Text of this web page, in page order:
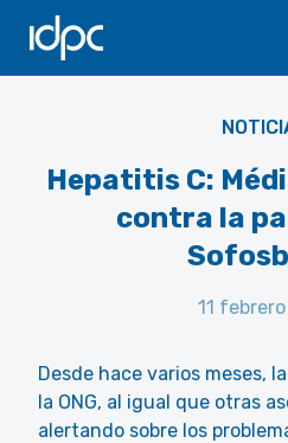
IDPC
Hepatitis C:
contra la
11
Desde hace varios meses,
la ONG, al igual que otras
alertando sobre los